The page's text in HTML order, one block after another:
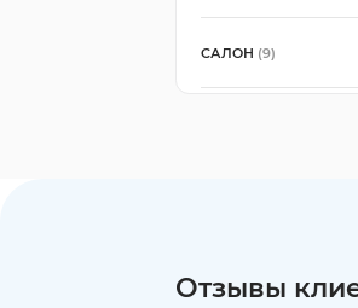
САЛОН (9)
Отзывы